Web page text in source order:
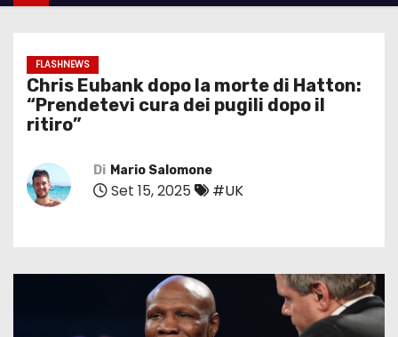
FLASHNEWS
Chris Eubank dopo la morte di Hatton:
“Prendetevi cura dei pugili dopo il
ritiro”
Di Mario Salomone
Set 15, 2025 #UK